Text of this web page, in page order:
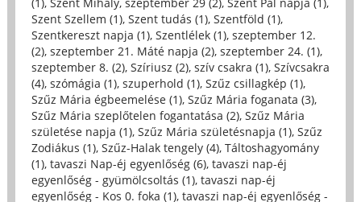
(1), Szent Mihály, szeptember 29 (2), Szent Pál napja (1),
Szent Szellem (1), Szent tudás (1), Szentföld (1),
Szentkereszt napja (1), Szentlélek (1), szeptember 12.
(2), szeptember 21. Máté napja (2), szeptember 24. (1),
szeptember 8. (2), Szíriusz (2), szív csakra (1), Szívcsakra
(4), szómágia (1), szuperhold (1), Szűz csillagkép (1),
Szűz Mária égbeemelése (1), Szűz Mária foganata (3),
Szűz Mária szeplőtelen fogantatása (2), Szűz Mária
születése napja (1), Szűz Mária születésnapja (1), Szűz
Zodiákus (1), Szűz-Halak tengely (4), Táltoshagyomány
(1), tavaszi Nap-éj egyenlőség (6), tavaszi nap-éj
egyenlőség - gyümölcsoltás (1), tavaszi nap-éj
egyenlőség - Kos 0. foka (1), tavaszi nap-éj egyenlőség -